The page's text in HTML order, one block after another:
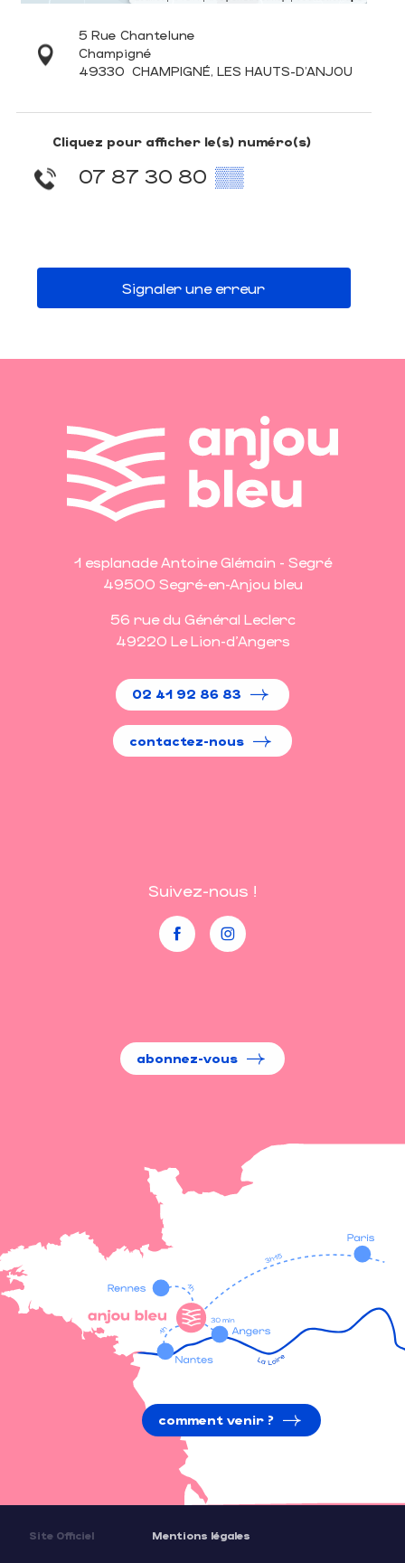
5 Rue Chantelune
Champigné
49330 CHAMPIGNÉ, LES HAUTS-D'ANJOU
Cliquez pour afficher le(s) numéro(s)
07 87 30 80 ▒▒
Signaler une erreur
1 esplanade Antoine Glémain - Segré
49500 Segré-en-Anjou bleu
56 rue du Général Leclerc
49220 Le Lion-d'Angers
02 41 92 86 83
contactez-nous
Suivez-nous !
abonnez-vous
comment venir ?
Site Officiel Mentions légales